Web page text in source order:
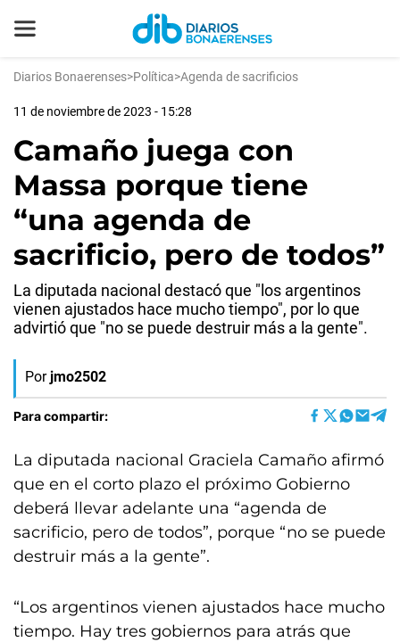
Diarios Bonaerenses>Política>Agenda de sacrificios
11 de noviembre de 2023 - 15:28
Camaño juega con
Massa porque tiene
“una agenda de
sacrificio, pero de todos”
La diputada nacional destacó que "los argentinos
vienen ajustados hace mucho tiempo", por lo que
advirtió que "no se puede destruir más a la gente".
Por jmo2502
Para compartir:
La diputada nacional Graciela Camaño afirmó
que en el corto plazo el próximo Gobierno
deberá llevar adelante una “agenda de
sacrificio, pero de todos”, porque “no se puede
destruir más a la gente”.
“Los argentinos vienen ajustados hace mucho
tiempo. Hay tres gobiernos para atrás que